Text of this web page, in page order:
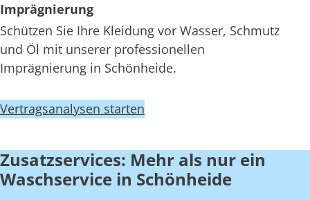
Imprägnierung
Schützen Sie Ihre Kleidung vor Wasser, Schmutz
und Öl mit unserer professionellen
Imprägnierung in Schönheide.
Vertragsanalysen starten
Zusatzservices: Mehr als nur ein
Waschservice in Schönheide